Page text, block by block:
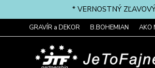
* VERNOSTNÝ
GRAVÍR a DEKOR B.BOHEMIAN AKO